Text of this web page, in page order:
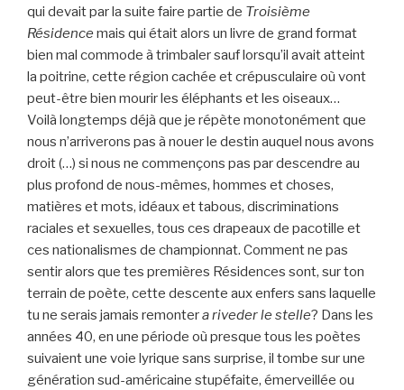
qui devait par la suite faire partie de Troisième
Résidence mais qui était alors un livre de grand format
bien mal commode à trimbaler sauf lorsqu’il avait atteint
la poitrine, cette région cachée et crépusculaire où vont
peut-être bien mourir les éléphants et les oiseaux…
Voilà longtemps déjà que je répète monotonément que
nous n’arriverons pas à nouer le destin auquel nous avons
droit (…) si nous ne commençons pas par descendre au
plus profond de nous-mêmes, hommes et choses,
matières et mots, idéaux et tabous, discriminations
raciales et sexuelles, tous ces drapeaux de pacotille et
ces nationalismes de championnat. Comment ne pas
sentir alors que tes premières Résidences sont, sur ton
terrain de poète, cette descente aux enfers sans laquelle
tu ne serais jamais remontera riveder le stelle? Dans les
années 40, en une période où presque tous les poètes
suivaient une voie lyrique sans surprise, il tombe sur une
génération sud-américaine stupéfaite, émerveillée ou